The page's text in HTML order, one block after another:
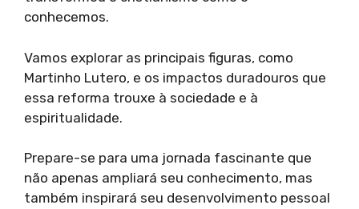
conhecemos.
Vamos explorar as principais figuras, como
Martinho Lutero, e os impactos duradouros que
essa reforma trouxe à sociedade e à
espiritualidade.
Prepare-se para uma jornada fascinante que
não apenas ampliará seu conhecimento, mas
também inspirará seu desenvolvimento pessoal